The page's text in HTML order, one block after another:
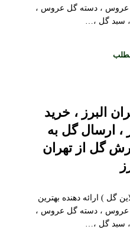
عروس ، دسته گل عروس ،
، سبد گل ،…
البرز ، خرید
، ارسال گل به
گل از تهران
گل ) ارائه دهنده بهترین
عروس ، دسته گل عروس ،
، سبد گل ،…